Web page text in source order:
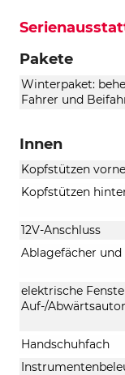
Pakete
Winterpaket:
Fahrer und
Innen
Kopfstützen
Kopfstützen
12V-Anschluss
Ablagefächer
elektrische
Auf-/
Handschuhfach